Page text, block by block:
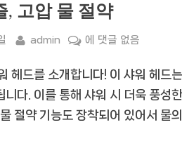
, 고압 물 절약
By
admin
고
질
압
력
에 댓글 없음
헤드를 소개합니다! 이 샤워 헤드
니다. 이를 통해 샤워 시 더욱 풍성
절약 기능도 장착되어 있어서 물